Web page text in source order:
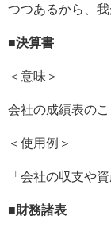
つつあるから、我
■決算書
＜意味＞
会社の成績表のこ
＜使用例＞
「会社の収支や
■財務諸表